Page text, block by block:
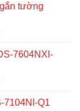
tường
7604NXI-
7104NI-Q1